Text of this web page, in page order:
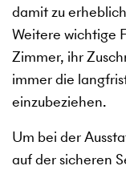
damit zu
Weitere wichtige
Zimmer, ihr
immer die
einzubeziehen.
Um bei der
auf der sicheren